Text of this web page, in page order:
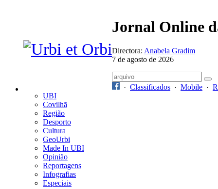
Jornal Online
Directora: Anabela Gradim
7 de agosto de 2026
· Classificados · Mobile ·
UBI
Covilhã
Região
Desporto
Cultura
GeoUrbi
Made In UBI
Opinião
Reportagens
Infografias
Especiais